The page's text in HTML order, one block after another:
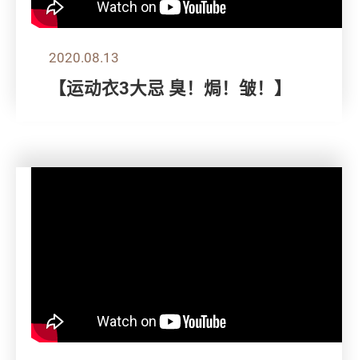
2020.08.13
【运动衣3大忌 臭！焗！皱！】